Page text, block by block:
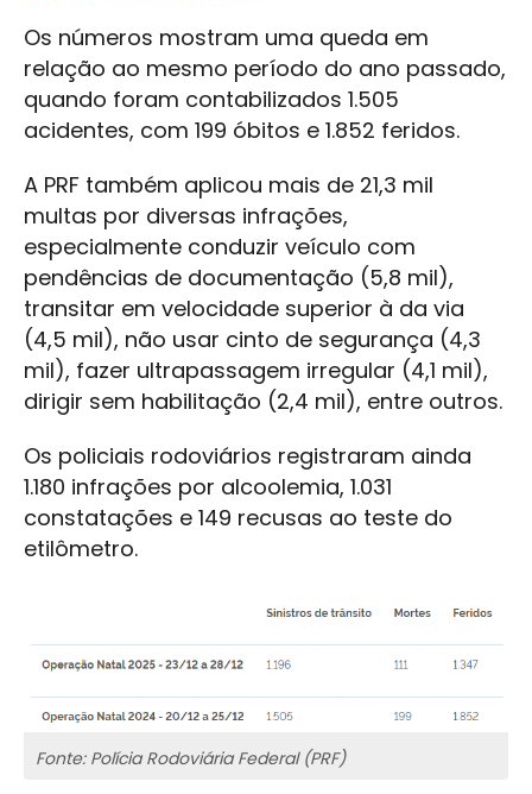
Os números mostram uma queda em
relação ao mesmo período do ano passado,
quando foram contabilizados 1.505
acidentes, com 199 óbitos e 1.852 feridos.
A PRF também aplicou mais de 21,3 mil
multas por diversas infrações,
especialmente conduzir veículo com
pendências de documentação (5,8 mil),
transitar em velocidade superior à da via
(4,5 mil), não usar cinto de segurança (4,3
mil), fazer ultrapassagem irregular (4,1 mil),
dirigir sem habilitação (2,4 mil), entre outros.
Os policiais rodoviários registraram ainda
1.180 infrações por alcoolemia, 1.031
constatações e 149 recusas ao teste do
etilômetro.
Fonte: Polícia Rodoviária Federal (PRF)